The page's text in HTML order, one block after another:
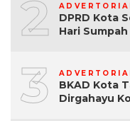
2
DPRD Kota
Hari
3
BKAD Kota
Dirgahayu